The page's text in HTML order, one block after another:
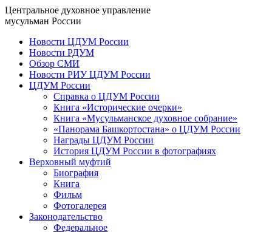
Центральное духовное управление
мусульман России
Новости ЦДУМ России
Новости РДУМ
Обзор СМИ
Новости РИУ ЦДУМ России
ЦДУМ России
Справка о ЦДУМ России
Книга «Исторические очерки»
Книга «Мусульманское духовное собрание»
«Панорама Башкортостана» о ЦДУМ России
Награды ЦДУМ России
История ЦДУМ России в фотографиях
Верховный муфтий
Биография
Книга
Фильм
Фотогалерея
Законодательство
Федеральное